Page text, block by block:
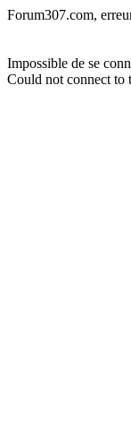
Forum307.com,
Impossible de se
Could not connect to